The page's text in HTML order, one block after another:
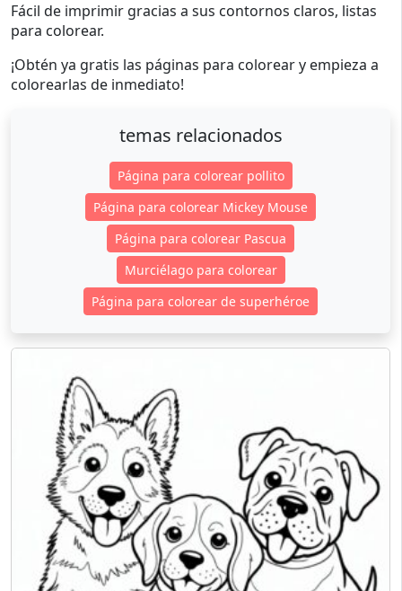
Fácil de imprimir gracias a sus contornos claros, listas
para colorear.
¡Obtén ya gratis las páginas para colorear y empieza a
colorearlas de inmediato!
temas relacionados
Página para colorear pollito
Página para colorear Mickey Mouse
Página para colorear Pascua
Murciélago para colorear
Página para colorear de superhéroe